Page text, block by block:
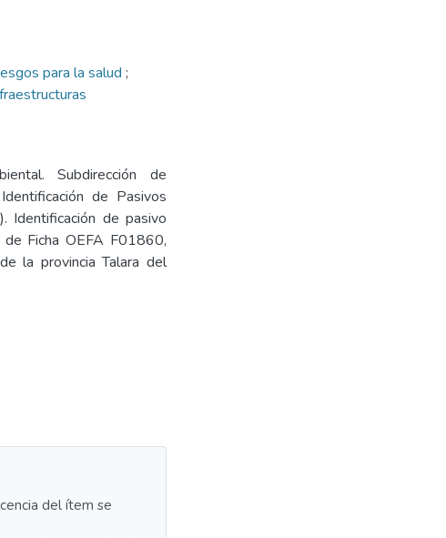
para la salud ;
Subdirección de
de Pasivos
Identificación de pasivo
Ficha OEFA F01860,
la provincia Talara del
del ítem se